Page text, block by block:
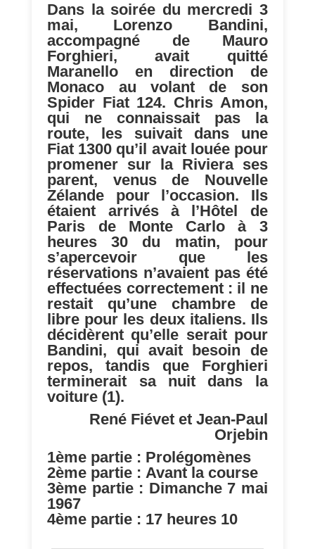
Dans la soirée du mercredi 3
mai, Lorenzo Bandini,
accompagné de Mauro
Forghieri, avait quitté
Maranello en direction de
Monaco au volant de son
Spider Fiat 124. Chris Amon,
qui ne connaissait pas la
route, les suivait dans une
Fiat 1300 qu’il avait louée pour
promener sur la Riviera ses
parent, venus de Nouvelle
Zélande pour l’occasion. Ils
étaient arrivés à l’Hôtel de
Paris de Monte Carlo à 3
heures 30 du matin, pour
s’apercevoir que les
réservations n’avaient pas été
effectuées correctement : il ne
restait qu’une chambre de
libre pour les deux italiens. Ils
décidèrent qu’elle serait pour
Bandini, qui avait besoin de
repos, tandis que Forghieri
terminerait sa nuit dans la
voiture (1).
René Fiévet et Jean-Paul
Orjebin
1ème partie : Prolégomènes
2ème partie :Avant la course
3ème partie : Dimanche 7 mai
1967
4ème partie : 17 heures 10